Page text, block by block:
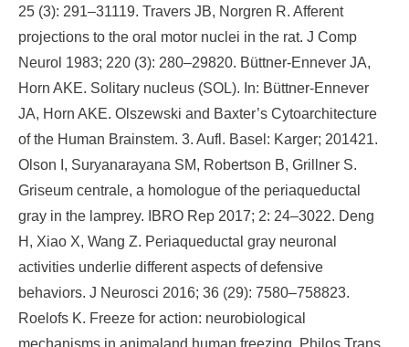
25 (3): 291–31119. Travers JB, Norgren R. Afferent
projections to the oral motor nuclei in the rat. J Comp
Neurol 1983; 220 (3): 280–29820. Büttner-Ennever JA,
Horn AKE. Solitary nucleus (SOL). In: Büttner-Ennever
JA, Horn AKE. Olszewski and Baxter’s Cytoarchitecture
of the Human Brainstem. 3. Aufl. Basel: Karger; 201421.
Olson I, Suryanarayana SM, Robertson B, Grillner S.
Griseum centrale, a homologue of the periaqueductal
gray in the lamprey. IBRO Rep 2017; 2: 24–3022. Deng
H, Xiao X, Wang Z. Periaqueductal gray neuronal
activities underlie different aspects of defensive
behaviors. J Neurosci 2016; 36 (29): 7580–758823.
Roelofs K. Freeze for action: neurobiological
mechanisms in animaland human freezing. Philos Trans